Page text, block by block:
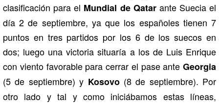
clasificación para el Mundial de Qatarante Suecia el
día 2 de septiembre, ya que los españoles tienen 7
puntos en tres partidos por los 6 de los suecos en
dos; luego una victoria situaría a los de Luis Enrique
con viento favorable para cerrar el pase ante Georgia
(5 de septiembre) y Kosovo(8 de septiembre). Por
otro lado y tal y como iniciábamos estas líneas,